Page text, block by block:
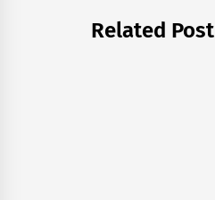
Related Post